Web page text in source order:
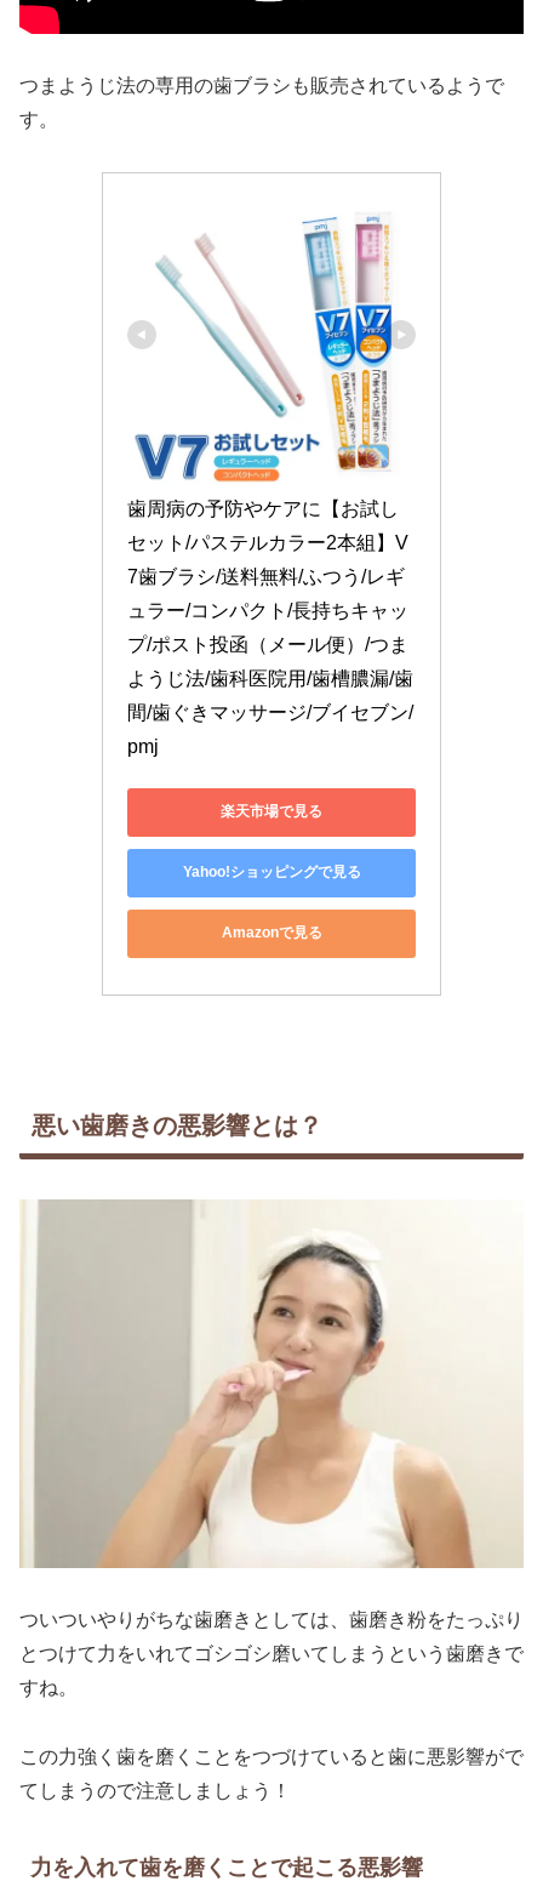
つまようじ法の専用の歯ブラシも販売されているようで
す。
歯周病の予防やケアに【お試し
セット/パステルカラー2本組】V
7歯ブラシ/送料無料/ふつう/レギ
ュラー/コンパクト/長持ちキャッ
プ/ポスト投函（メール便）/つま
ようじ法/歯科医院用/歯槽膿漏/歯
間/歯ぐきマッサージ/ブイセブン/
pmj
楽天市場で見る
Yahoo!ショッピングで見る
Amazonで見る
悪い歯磨きの悪影響とは？
ついついやりがちな歯磨きとしては、歯磨き粉をたっぷり
とつけて力をいれてゴシゴシ磨いてしまうという歯磨きで
すね。
この力強く歯を磨くことをつづけていると歯に悪影響がで
てしまうので注意しましょう！
力を入れて歯を磨くことで起こる悪影響